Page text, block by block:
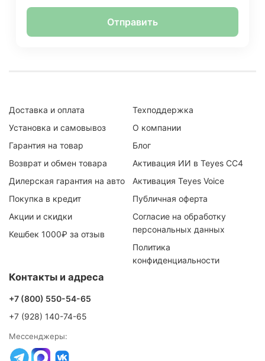
Отправить
Доставка и оплата
Установка и самовывоз
Гарантия на товар
Возврат и обмен товара
Дилерская гарантия на авто
Покупка в кредит
Акции и скидки
Кешбек 1000₽ за отзыв
Техподдержка
О компании
Блог
Активация ИИ в Teyes CC4
Активация Teyes Voice
Публичная оферта
Согласие на обработку
персональных данных
Политика
конфиденциальности
Контакты и адреса
+7 (800) 550-54-65
+7 (928) 140-74-65
Мессенджеры: